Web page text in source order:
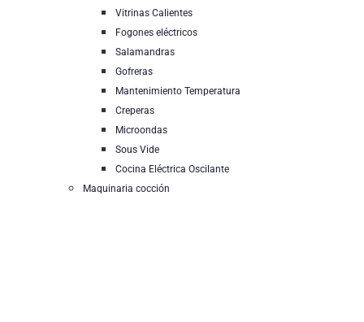
Vitrinas Calientes
Fogones eléctricos
Salamandras
Gofreras
Mantenimiento Temperatura
Creperas
Microondas
Sous Vide
Cocina Eléctrica Oscilante
Maquinaria cocción